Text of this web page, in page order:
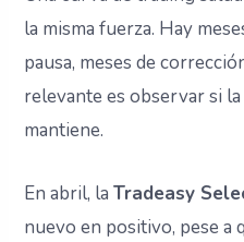
la misma fuerza. Hay
pausa, meses de
relevante es observar si
mantiene.
En abril, laTradeasy
nuevo en positivo, pese a